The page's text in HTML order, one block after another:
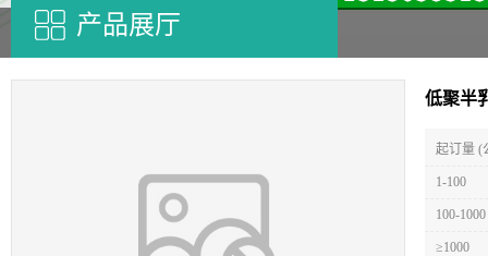
产品展厅
低聚半
起订量 (
1-100
100-1000
≥1000